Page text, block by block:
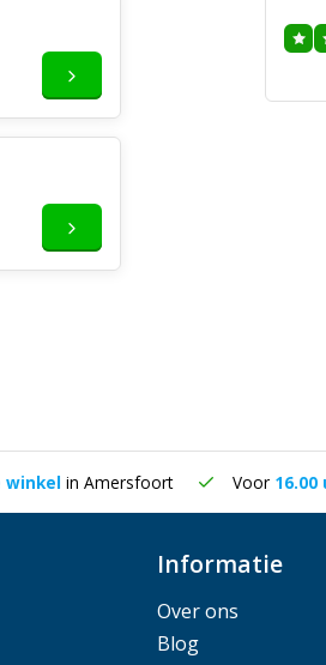
winkel in Amersfoort Voor 16.00
Informatie
Over ons
Blog